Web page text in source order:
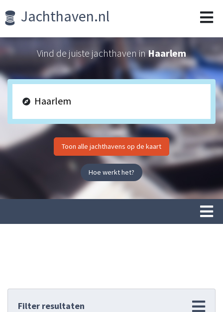
Jachthaven.nl
Vind de juiste jachthaven inHaarlem
Toon alle jachthavens op de kaart
Hoe werkt het?
Filter resultaten